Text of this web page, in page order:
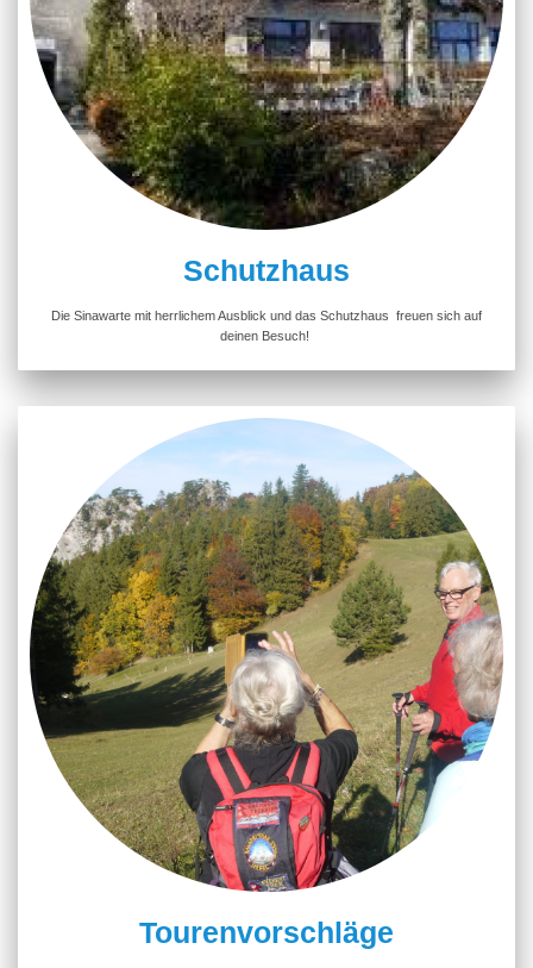
Schutzhaus
Die Sinawarte mit herrlichem Ausblick und das Schutzhaus freuen sich auf
deinen Besuch!
Tourenvorschläge